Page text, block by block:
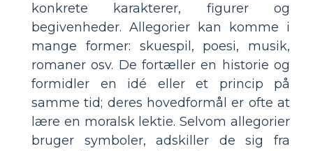
konkrete karakterer, figurer og
begivenheder. Allegorier kan komme i
mange former: skuespil, poesi, musik,
romaner osv. De fortæller en historie og
formidler en idé eller et princip på
samme tid; deres hovedformål er ofte at
lære en moralsk lektie. Selvom allegorier
bruger symboler, adskiller de sig fra